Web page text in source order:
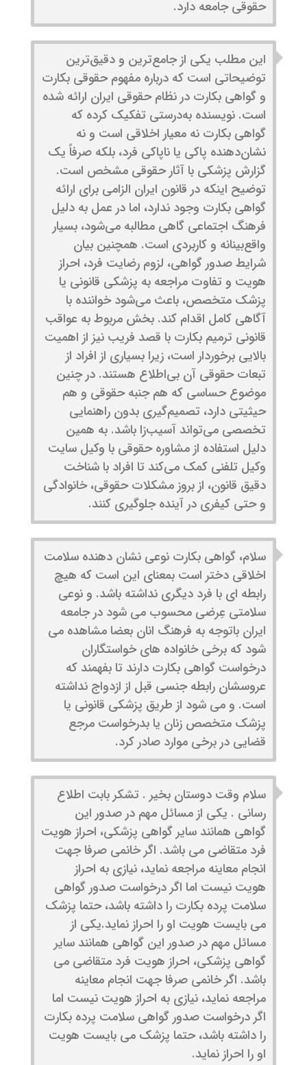
حقوقی جامعه دارد.
این مطلب یکی از جامع‌ترین و دقیق‌ترین
توضیحاتی است که درباره مفهوم حقوقی بکارت
و گواهی بکارت در نظام حقوقی ایران ارائه شده
است. نویسنده به‌درستی تفکیک کرده که
گواهی بکارت نه معیار اخلاقی است و نه
نشان‌دهنده پاکی یا ناپاکی فرد، بلکه صرفاً یک
گزارش پزشکی با آثار حقوقی مشخص است.
توضیح اینکه در قانون ایران الزامی برای ارائه
گواهی بکارت وجود ندارد، اما در عمل به دلیل
فرهنگ اجتماعی گاهی مطالبه می‌شود، بسیار
واقع‌بینانه و کاربردی است. همچنین بیان
شرایط صدور گواهی، لزوم رضایت فرد، احراز
هویت و تفاوت مراجعه به پزشکی قانونی یا
پزشک متخصص، باعث می‌شود خواننده با
آگاهی کامل اقدام کند. بخش مربوط به عواقب
قانونی ترمیم بکارت با قصد فریب نیز از اهمیت
بالایی برخوردار است، زیرا بسیاری از افراد از
تبعات حقوقی آن بی‌اطلاع هستند. در چنین
موضوع حساسی که هم جنبه حقوقی و هم
حیثیتی دارد، تصمیم‌گیری بدون راهنمایی
تخصصی می‌تواند آسیب‌زا باشد. به همین
دلیل استفاده از مشاوره حقوقی با وکیل سایت
وکیل تلفنی کمک می‌کند تا افراد با شناخت
دقیق قانون، از بروز مشکلات حقوقی، خانوادگی
و حتی کیفری در آینده جلوگیری کنند.
سلام، گواهی بکارت نوعی نشان دهنده سلامت
اخلاقی دختر است بمعنای این است که هیچ
رابطه ای با فرد دیگری نداشته باشد. و نوعی
سلامتی عِرضی محسوب می شود در جامعه
ایران باتوجه به فرهنگ انان بعضا مشاهده می
شود که برخی خانواده های خواستگاران
درخواست گواهی بکارت دارند تا بفهمند که
عروسشان رابطه جنسی قبل از ازدواج نداشته
است. و می شود از طریق پزشکی قانونی یا
پزشک متخصص زنان یا بدرخواست مرجع
قضایی در برخی موارد صادر کرد.
سلام وقت دوستان بخیر . تشکر بابت اطلاع
رسانی . یکی از مسائل مهم در صدور این
گواهی همانند سایر گواهی پزشکی، احراز هویت
فرد متقاضی می باشد. اگر خانمی صرفا جهت
انجام معاینه مراجعه نماید، نیازی به احراز
هویت نیست اما اگر درخواست صدور گواهی
سلامت پرده بکارت را داشته باشد، حتما پزشک
می بایست هویت او را احراز نماید.یکی از
مسائل مهم در صدور این گواهی همانند سایر
گواهی پزشکی، احراز هویت فرد متقاضی می
باشد. اگر خانمی صرفا جهت انجام معاینه
مراجعه نماید، نیازی به احراز هویت نیست اما
اگر درخواست صدور گواهی سلامت پرده بکارت
را داشته باشد، حتما پزشک می بایست هویت
او را احراز نماید.